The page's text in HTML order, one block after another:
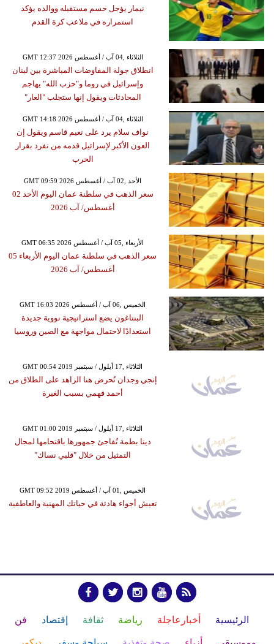
نيمار يؤجل حسم مستقبله ووالده يؤكد
استمراره في ملاعب كرة القدم
GMT 12:37 2026 الثلاثاء ,04 آب / أغسطس
انطلاق جولة المفاوضات المباشرة بين لبنان
وإسرائيل في روما و"حزب الله" يهاجم
المحادثات ويقول إنها ستجلب "العار"
GMT 14:18 2026 الثلاثاء ,04 آب / أغسطس
نواف سلام يرد على نعيم قاسم ويقول إن
العون الأكبر لإسرائيل قدمه من تفرد بقرار
الحرب
GMT 09:59 2026 الأحد ,02 آب / أغسطس
سعر الذهب في سلطنة عمان اليوم الأحد 02
أغسطس/ آب 2026
GMT 06:35 2026 الأربعاء ,05 آب / أغسطس
سعر الذهب في سلطنة عمان اليوم الأربعاء 05
أغسطس/ آب 2026
GMT 16:03 2026 الخميس ,06 آب / أغسطس
البنتاغون يضع استراتيجية نووية جديدة
استعدادًا لاحتمال مواجهة مع الصين وروسيا
GMT 00:54 2019 الثلاثاء ,17 أيلول / سبتمبر
إنجي وجدان تُحرض هنا الزاهد على الطلاق من
أحمد فهمي بسبب الغيرة
GMT 01:00 2019 الثلاثاء ,17 أيلول / سبتمبر
دينا بطمة تُفاجئ جمهورها باقتحامها لمجال
التمثيل من خلال "قلبي نساك"
GMT 09:52 2019 الخميس ,01 آب / أغسطس
تعيش أجواء هادئة في حياتك المهنية والعاطفية
الرئيسية أخبارعاجلة رياضة ثقافة إقتصاد فن